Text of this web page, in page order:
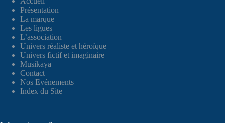
Présentation
La marque
Les ligues
L’association
Univers réaliste et héroïque
Univers fictif et imaginaire
Musikaya
Contact
Nos Evénements
Index du Site